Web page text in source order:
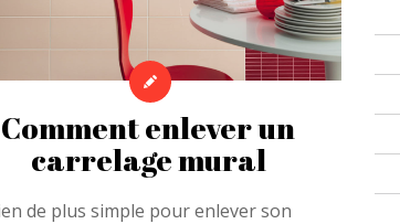
Comment enlever un
carrelage mural
de plus simple pour enlever son